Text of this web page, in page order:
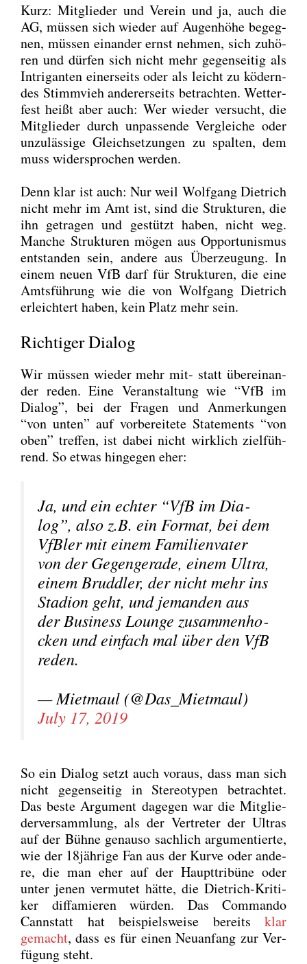
Kurz: Mit­glie­der und Ver­ein und ja, auch die
AG, müs­sen sich wie­der auf Augen­hö­he begeg­
nen, müs­sen ein­an­der ernst neh­men, sich zuhö­
ren und dür­fen sich nicht mehr gegen­sei­tig als
Intri­gan­ten einer­seits oder als leicht zu ködern­
des Stimm­vieh ande­rer­seits betrach­ten. Wet­ter­
fest heißt aber auch: Wer wie­der ver­sucht, die
Mit­glie­der durch unpas­sen­de Ver­glei­che oder
unzu­läs­si­ge Gleich­set­zun­gen zu spal­ten, dem
muss wider­spro­chen wer­den.
Denn klar ist auch: Nur weil Wolf­gang Diet­rich
nicht mehr im Amt ist, sind die Struk­tu­ren, die
ihn getra­gen und gestützt haben, nicht weg.
Man­che Struk­tu­ren mögen aus Oppor­tu­nis­mus
ent­stan­den sein, ande­re aus Über­zeu­gung. In
einem neu­en VfB darf für Struk­tu­ren, die eine
Amts­füh­rung wie die von Wolf­gang Diet­rich
erleich­tert haben, kein Platz mehr sein.
Richtiger Dialog
Wir müs­sen wie­der mehr mit- statt über­ein­an­
der reden. Eine Ver­an­stal­tung wie “VfB im
Dia­log”, bei der Fra­gen und Anmer­kun­gen
“von unten” auf vor­be­rei­te­te State­ments “von
oben” tref­fen, ist dabei nicht wirk­lich ziel­füh­
rend. So etwas hin­ge­gen eher:
Ja, und ein ech­ter “VfB im Dia­
log”, also z.B. ein For­mat, bei dem
VfBler mit einem Fami­li­en­va­ter
von der Gegen­ge­ra­de, einem Ultra,
einem Brudd­ler, der nicht mehr ins
Sta­di­on geht, und jeman­den aus
der Busi­ness Lounge zusam­men­ho­
cken und ein­fach mal über den VfB
reden.
— Miet­maul (@Das_Mietmaul)
July 17, 2019
So ein Dia­log setzt auch vor­aus, dass man sich
nicht gegen­sei­tig in Ste­reo­ty­pen betrach­tet.
Das bes­te Argu­ment dage­gen war die Mit­glie­
der­ver­samm­lung, als der Ver­tre­ter der Ultras
auf der Büh­ne genau­so sach­lich argu­men­tier­te,
wie der 18jährige Fan aus der Kur­ve oder ande­
re, die man eher auf der Haupt­tri­bü­ne oder
unter jenen ver­mu­tet hät­te, die Diet­rich-Kri­ti­
ker dif­fa­mie­ren wür­den. Das Com­man­do
Cannstatt hat bei­spiels­wei­se bereits klar
gemacht, dass es für einen Neu­an­fang zur Ver­
fü­gung steht.